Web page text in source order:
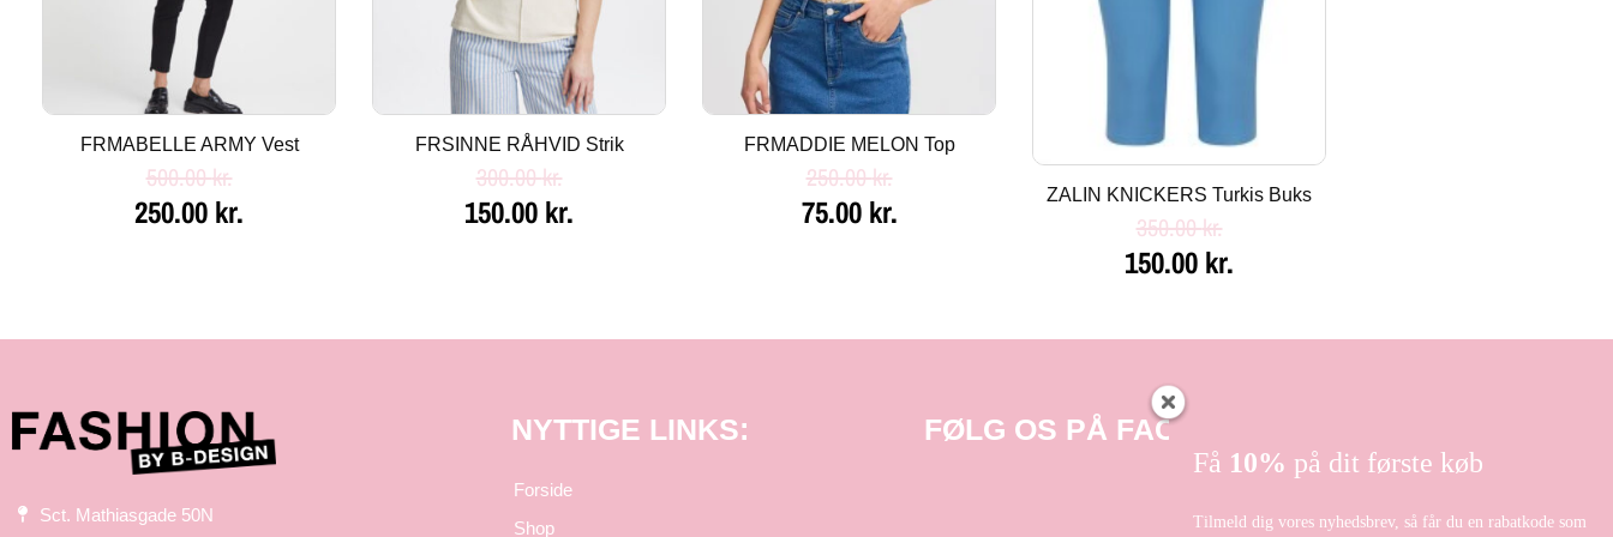
FRMABELLE ARMY Vest
500.00kr.
250.00 kr.
FRSINNE RÅHVID Strik
300.00kr.
150.00 kr.
FRMADDIE MELON Top
250.00kr.
75.00 kr. ZALIN KNICKERS Turkis Buks
350.00kr.
150.00 kr.
Sct. Mathiasgade 50N
NYTTIGE LINKS:
Forside
Shop
FØLG OS PÅ FACEBOOK
Få 10% på dit første køb
Tilmeld dig vores nyhedsbrev, så får du en rabatkode som